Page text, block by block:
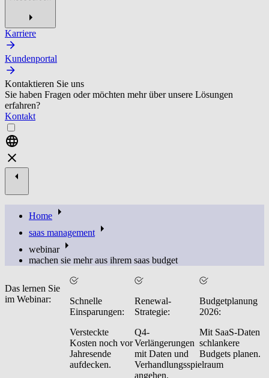
Karriere
Kundenportal
Kontaktieren Sie uns
Sie haben Fragen oder möchten mehr über unsere Lösungen
erfahren?
Kontakt
Home
saas management
webinar
machen sie mehr aus ihrem saas budget
Das lernen Sie
im Webinar:
Schnelle
Einsparungen:
Versteckte
Kosten noch vor
Jahresende
aufdecken.
Renewal-
Strategie:
Q4-
Verlängerungen
mit Daten und
Verhandlungsspielraum
angehen.
Budgetplanung
2026:
Mit SaaS-Daten
schlankere
Budgets planen.